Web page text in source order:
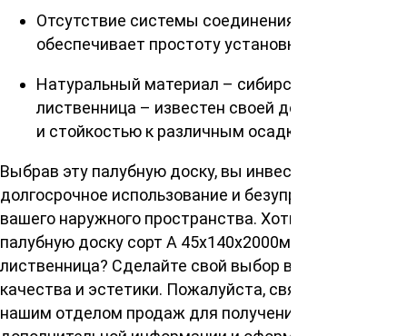
Отсутствие системы соединения «шип-паз»
обеспечивает простоту установки.
Натуральный материал – сибирская
лиственница – известен своей долговечностью
и стойкостью к различным осадкам.
Выбрав эту палубную доску, вы инвестируете в
долгосрочное использование и безупречный вид
вашего наружного пространства. Хотите купить
палубную доску сорт А 45х140х2000мм, сибирская
лиственница? Сделайте свой выбор в пользу
качества и эстетики. Пожалуйста, свяжитесь с
нашим отделом продаж для получения